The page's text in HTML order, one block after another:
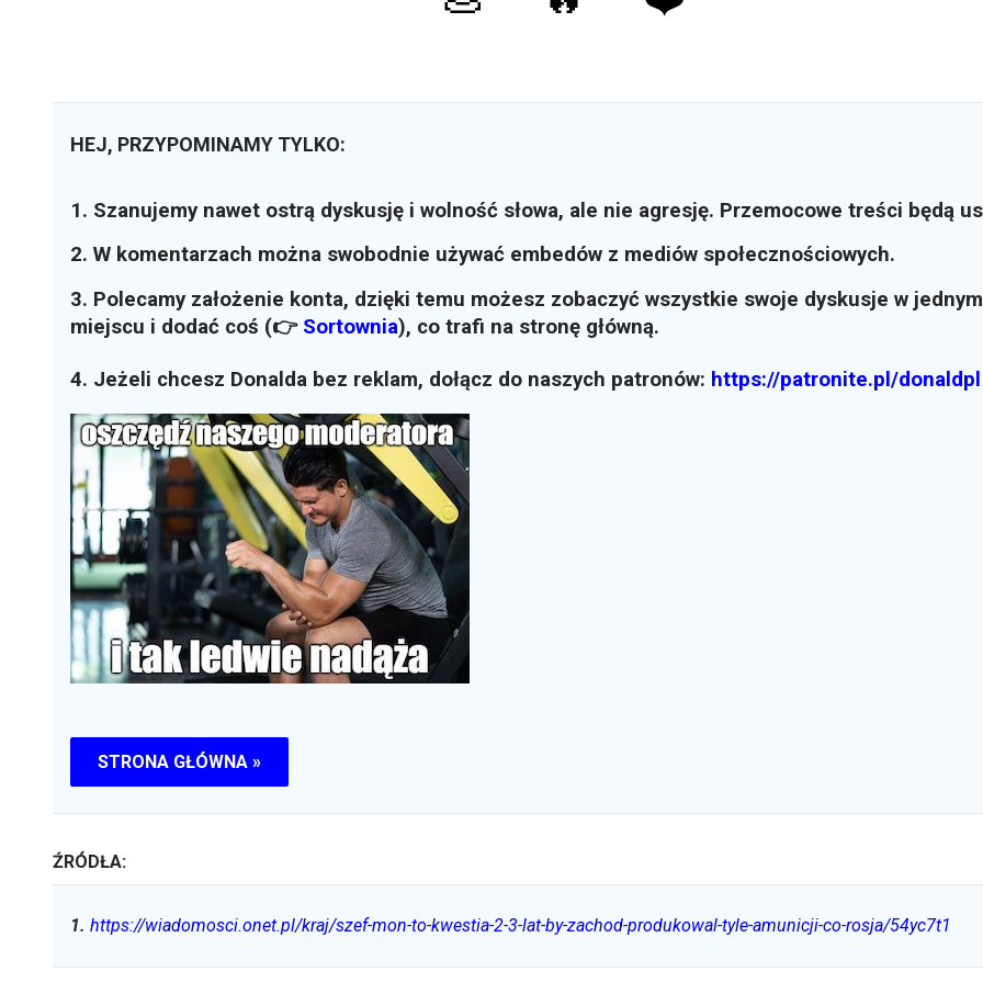
HEJ, PRZYPOMINAMY TYLKO:
1. Szanujemy nawet ostrą dyskusję i wolność słowa, ale nie agresję. Przemocowe treści będą
2. W komentarzach można swobodnie używać embedów z mediów społecznościowych.
3. Polecamy założenie konta, dzięki temu możesz zobaczyć wszystkie swoje dyskusje w jednym
miejscu i dodać coś (👉 Sortownia), co trafi na stronę główną.
4. Jeżeli chcesz Donalda bez reklam, dołącz do naszych patronów: https://patronite.pl/donaldpl
STRONA GŁÓWNA »
ŹRÓDŁA:
1. https://wiadomosci.onet.pl/kraj/szef-mon-to-kwestia-2-3-lat-by-zachod-produkowal-tyle-amunicji-co-rosja/54yc7t1